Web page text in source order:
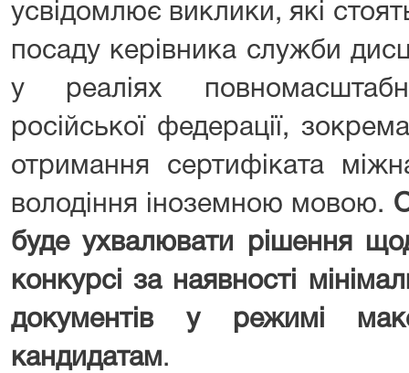
усвідомлює виклики, які
посаду керівника служби
у реаліях
російської федерації,
отримання сертифіката
володіння іноземною мовою.
буде ухвалювати рішення
конкурсі за наявності
документів у режимі
кандидатам .